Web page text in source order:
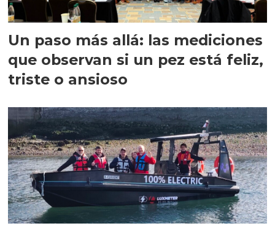
Un paso más allá: las mediciones
que observan si un pez está feliz,
triste o ansioso